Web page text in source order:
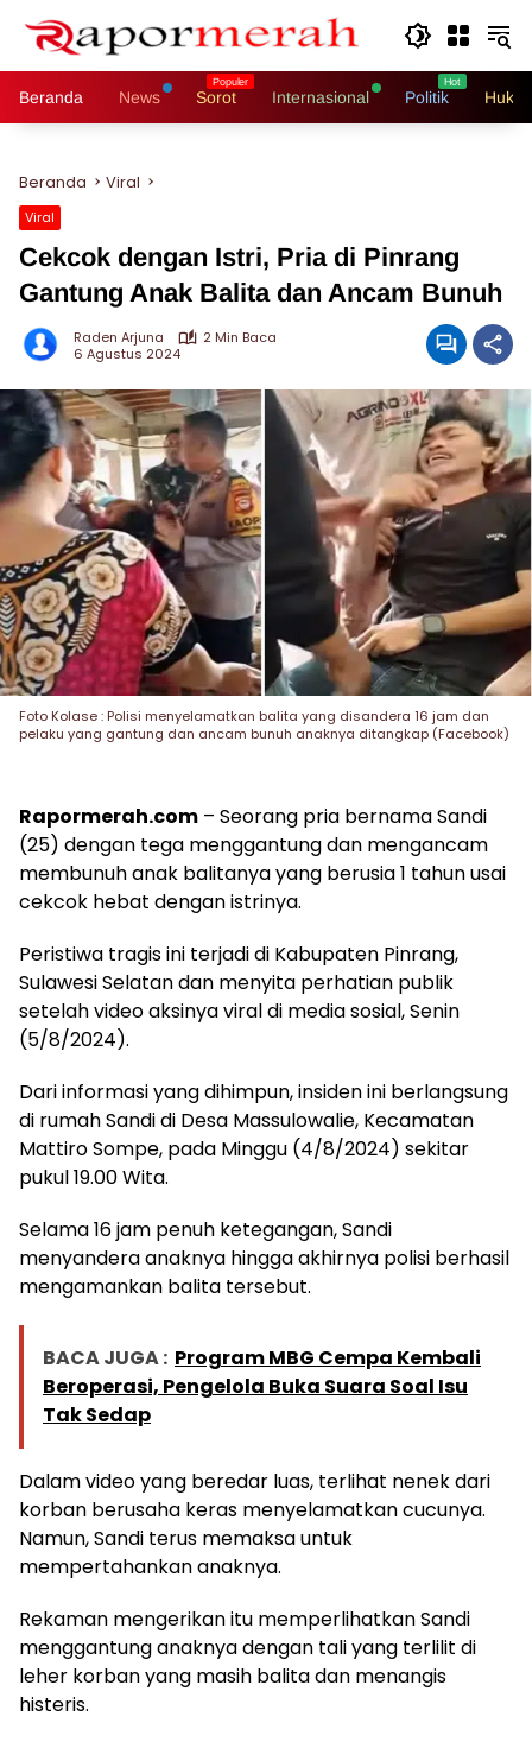
Beranda News Sorot Internasional Politik
Beranda Viral
Viral
Cekcok dengan Istri, Pria di Pinrang
Gantung Anak Balita dan Ancam Bunuh
Raden Arjuna
2 Min Baca
6 Agustus 2024
Foto Kolase : Polisi menyelamatkan balita yang disandera 16 jam dan
pelaku yang gantung dan ancam bunuh anaknya ditangkap (Facebook)
Rapormerah.com – Seorang pria bernama Sandi
(25) dengan tega menggantung dan mengancam
membunuh anak balitanya yang berusia 1 tahun usai
cekcok hebat dengan istrinya.
Peristiwa tragis ini terjadi di Kabupaten Pinrang,
Sulawesi Selatan dan menyita perhatian publik
setelah video aksinya viral di media sosial, Senin
(5/8/2024).
Dari informasi yang dihimpun, insiden ini berlangsung
di rumah Sandi di Desa Massulowalie, Kecamatan
Mattiro Sompe, pada Minggu (4/8/2024) sekitar
pukul 19.00 Wita.
Selama 16 jam penuh ketegangan, Sandi
menyandera anaknya hingga akhirnya polisi berhasil
mengamankan balita tersebut.
BACA JUGA : Program MBG Cempa Kembali
Beroperasi, Pengelola Buka Suara Soal Isu
Tak Sedap
Dalam video yang beredar luas, terlihat nenek dari
korban berusaha keras menyelamatkan cucunya.
Namun, Sandi terus memaksa untuk
mempertahankan anaknya.
Rekaman mengerikan itu memperlihatkan Sandi
menggantung anaknya dengan tali yang terlilit di
leher korban yang masih balita dan menangis
histeris.